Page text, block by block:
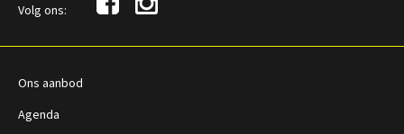
Volg ons:
Ons aanbod
Agenda